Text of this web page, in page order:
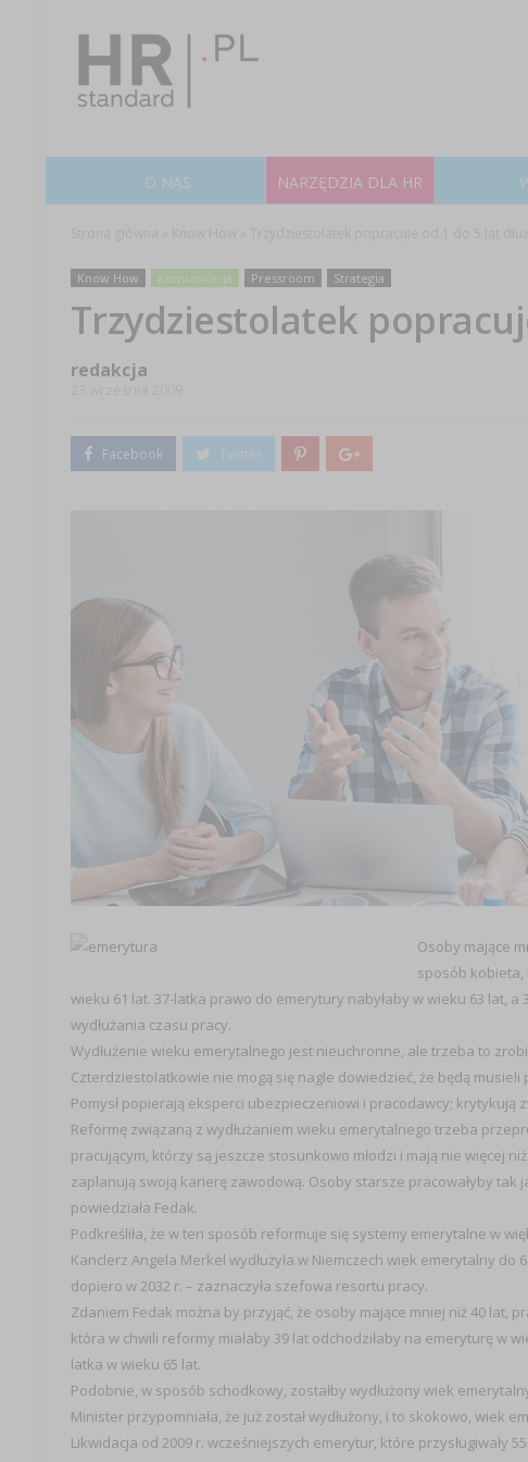
O NAS NARZĘDZIA DLA HR
Know How Komunikacja Pressroom Strategia
Trzydziestolatek
redakcja
Osoby mające
sposób kobieta,
wieku 61 lat. 37-latka prawo do emerytury nabyłaby w wieku 63 lat,
wydłużania czasu pracy.
Wydłużenie wieku emerytalnego jest nieuchronne, ale trzeba to
Czterdziestolatkowie nie mogą się nagle dowiedzieć, że będą
Pomysł popierają eksperci ubezpieczeniowi i pracodawcy; krytykują
Reformę związaną z wydłużaniem wieku emerytalnego trzeba
pracującym, którzy są jeszcze stosunkowo młodzi i mają nie więcej
zaplanują swoją karierę zawodową. Osoby starsze pracowałyby tak
powiedziała Fedak.
Podkreśliła, że w ten sposób reformuje się systemy emerytalne w
Kanclerz Angela Merkel wydłużyła w Niemczech wiek emerytalny
dopiero w 2032 r. – zaznaczyła szefowa resortu pracy.
Zdaniem Fedak można by przyjąć, że osoby mające mniej niż 40 lat,
która w chwili reformy miałaby 39 lat odchodziłaby na emeryturę w
latka w wieku 65 lat.
Podobnie, w sposób schodkowy, zostałby wydłużony wiek
Minister przypomniała, że już został wydłużony, i to skokowo, wiek
Likwidacja od 2009 r. wcześniejszych emerytur, które przysługiwały